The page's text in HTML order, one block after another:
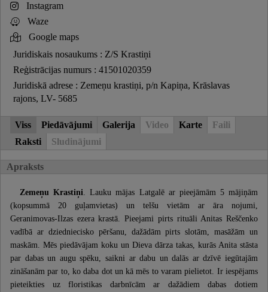
Instagram
Waze
Google maps
Juridiskais nosaukums : Z/S Krastiņi
Reģistrācijas numurs : 41501020359
Juridiskā adrese : Zemeņu krastiņi, p/n Kapiņa, Krāslavas
rajons, LV- 5685
Viss Piedāvājumi Galerija Video Karte
Faili
Raksti
Sludinājumi
Apraksts
Zemeņu Krastiņi. Lauku mājas Latgalē ar pieejāmām 5 mājiņām
(kopsummā 20 guļamvietas) un telšu vietām ar āra nojumi,
Geranimovas-Ilzas ezera krastā. Pieejami pirts rituāli Anitas Reščenko
vadībā ar dziedniecisko pēršanu, dažādām pirts slotām, masāžām un
maskām. Mēs piedāvājam koku un Dieva dārza takas, kurās Anita stāsta
par dabas un augu spēku, saikni ar dabu un dalās ar dzīvē iegūtajām
zināšanām par to, ko daba dot un kā mēs to varam pielietot. Ir iespējams
pieteikties uz floristikas darbnīcām ar dažādiem dabas dotiem